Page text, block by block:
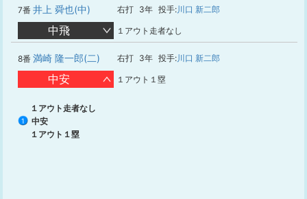
7番 井上 舜也(中) 右打 3年 投手:川口 新二郎
中飛 １アウト走者なし
8番 満崎 隆一郎(二) 右打 3年 投手:川口 新二郎
中安 １アウト１塁
１アウト走者なし
1
中安
１アウト１塁